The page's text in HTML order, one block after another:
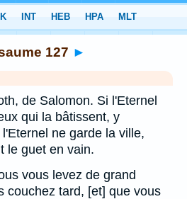
127 ►
de Salomon. Si l'Eternel
qui la bâtissent, y
ne garde la ville,
le guet en vain.
vous levez de grand
couchez tard, [et] que vous